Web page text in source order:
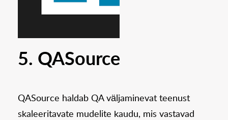
5. QASource
QASource haldab QA väljaminevat teenust
skaleeritavate mudelite kaudu, mis vastavad